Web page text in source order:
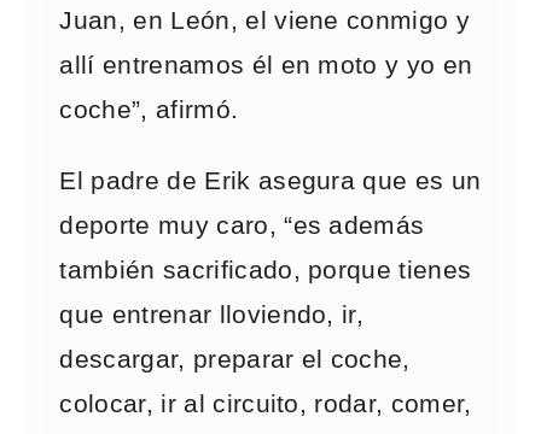
Juan, en León, el viene conmigo y
allí entrenamos él en moto y yo en
coche”, afirmó.
El padre de Erik asegura que es un
deporte muy caro, “es además
también sacrificado, porque tienes
que entrenar lloviendo, ir,
descargar, preparar el coche,
colocar, ir al circuito, rodar, comer,